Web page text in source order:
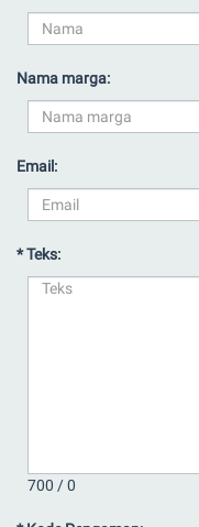
Nama marga:
Email:
* Teks:
700 /0